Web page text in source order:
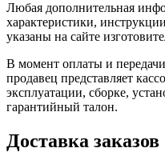
Любая дополнительная
характеристики,
указаны на сайте
В момент оплаты и
продавец представляет
эксплуатации, сборке,
гарантийный талон.
Доставка заказов